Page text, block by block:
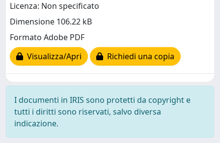
Licenza: Non specificato
Dimensione 106.22 kB
Formato Adobe PDF
Visualizza/Apri
Richiedi una copia
I documenti in IRIS sono protetti da copyright e
tutti i diritti sono riservati, salvo diversa
indicazione.